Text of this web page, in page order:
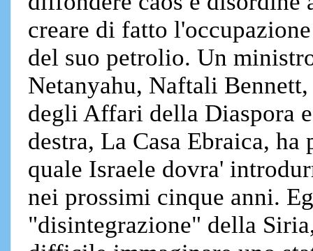
creare di fatto
del suo petrolio. Un
Netanyahu, Naftali
degli Affari della Diaspora
destra, La Casa Ebraica, ha
quale Israele dovra'
nei prossimi cinque anni.
"disintegrazione" della